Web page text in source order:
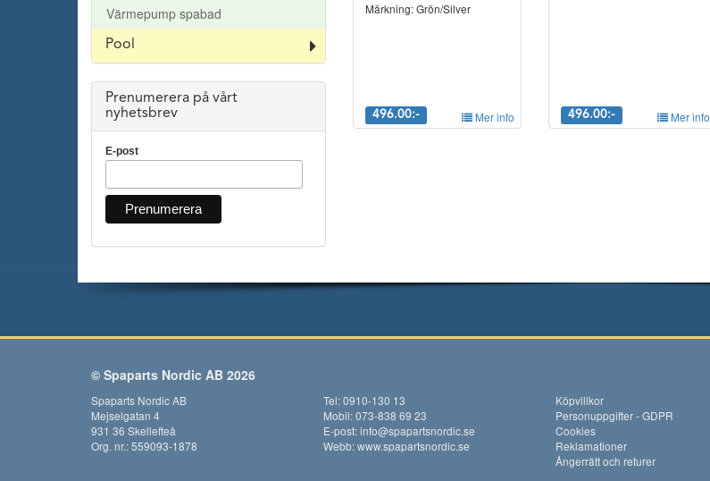
Värmepump spabad
Pool
Prenumerera på vårt
nyhetsbrev
E-post
Märkning: Grön/Silver
496.00:- Mer info 496.00:- Mer info
© Spaparts Nordic AB 2026
Spaparts Nordic AB
Mejselgatan 4
931 36 Skellefteå
Org. nr.: 559093-1878
Tel: 0910-130 13
Mobil: 073-838 69 23
E-post:info@spapartsnordic.se
Webb:www.spapartsnordic.se
Köpvillkor
Personuppgifter - GDPR
Cookies
Reklamationer
Ångerrätt och returer